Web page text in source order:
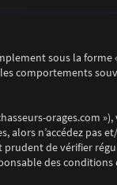
sous la
les comportements
orages.com
n’accédez pas
de vérifier
des